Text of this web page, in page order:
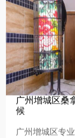
广州增城区桑
候
广州增城区专